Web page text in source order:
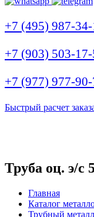
+7 (495) 987-
+7 (903) 503-
+7 (977) 977-
Быстрый расчет
Труба оц. э/с
Главная
Каталог
Трубный